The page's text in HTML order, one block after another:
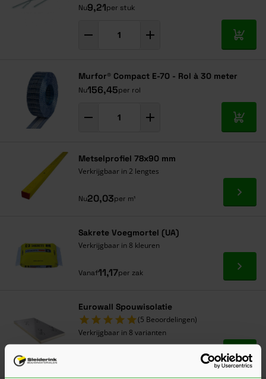
Nu9,21per stuk
In
Murfor® Compact E-70 - Rol à 30 meter
Nu156,45per rol
In
Metselprofiel 78x90 mm
Verkrijgbaar in 2 lengtes
Nu20,03per m¹ Ga
Sakrete Voegmortel (UA)
Verkrijgbaar in 8 kleuren
Vanaf11,17per zak Ga
Eurowall Spouwisolatie
(5 Beoordelingen)
Verkrijgbaar in 8 varianten
Ga